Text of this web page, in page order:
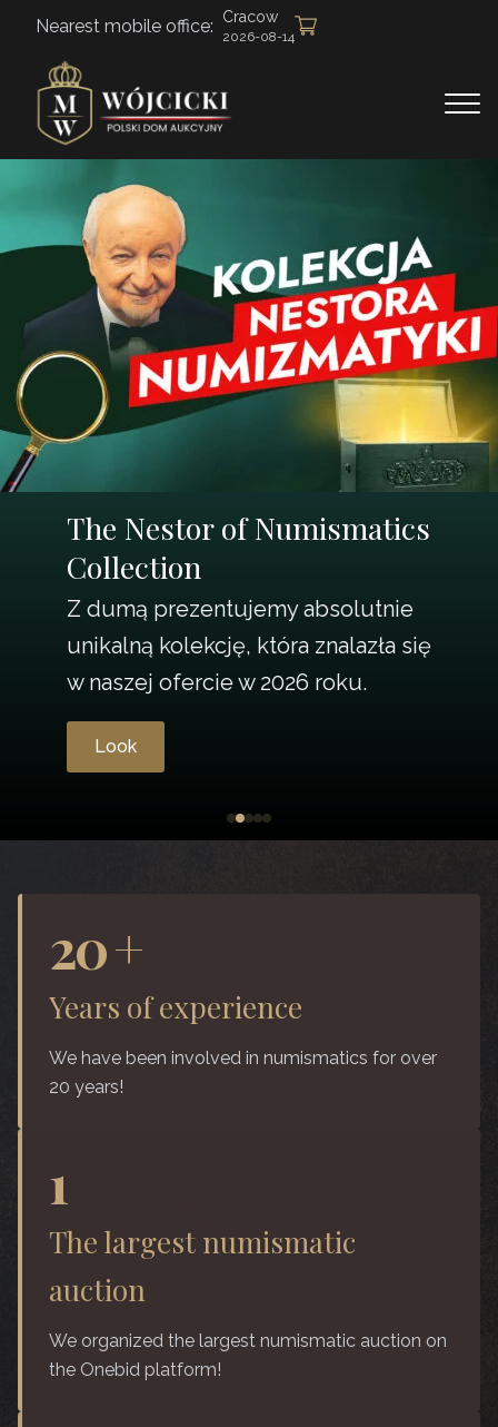
Nearest mobile office: Cracow
2026-08-14
The Nestor of Numismatics
Collection
Z dumą prezentujemy absolutnie
unikalną kolekcję, która znalazła się
w naszej ofercie w 2026 roku.
Look
20+
Years of experience
We have been involved in numismatics for over
20 years!
1
The largest numismatic
auction
We organized the largest numismatic auction on
the Onebid platform!